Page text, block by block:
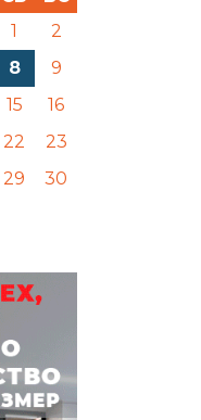
1
2
8
9
15
16
22
23
29
30